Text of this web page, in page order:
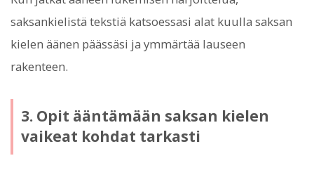
saksankielistä tekstiä katsoessasi alat kuulla saksan
kielen äänen päässäsi ja ymmärtää lauseen
rakenteen.
3. Opit ääntämään saksan kielen
vaikeat kohdat tarkasti